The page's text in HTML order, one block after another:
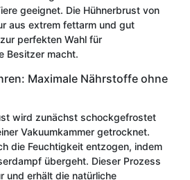
geeignet. Die Hühnerbrust von
aus extrem fettarm und gut
perfekten Wahl für
Besitzer macht.
Maximale Nährstoffe ohne
wird zunächst schockgefrostet
Vakuumkammer getrocknet.
die Feuchtigkeit entzogen, indem
übergeht. Dieser Prozess
und erhält die natürliche